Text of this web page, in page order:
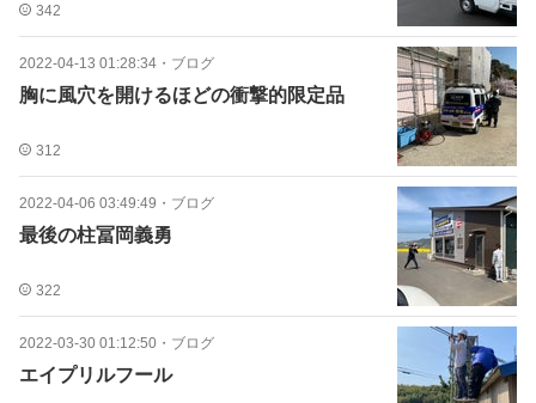
342
2022-04-13 01:28:34 ・ ブログ
胸に風穴を開けるほどの衝撃的限定品
312
2022-04-06 03:49:49 ・ ブログ
最後の柱冨岡義勇
322
2022-03-30 01:12:50 ・ ブログ
エイプリルフール